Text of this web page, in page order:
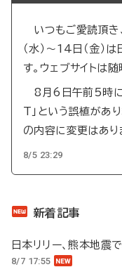
いつもご愛読頂き
（水）～14日（金）
す。ウェブサイトは随
8月6日午前5時に
T」という誤植があ
の内容に変更はあり
8/5 23:29
新着記事
日本リリー、熊本地
8/7 17:55